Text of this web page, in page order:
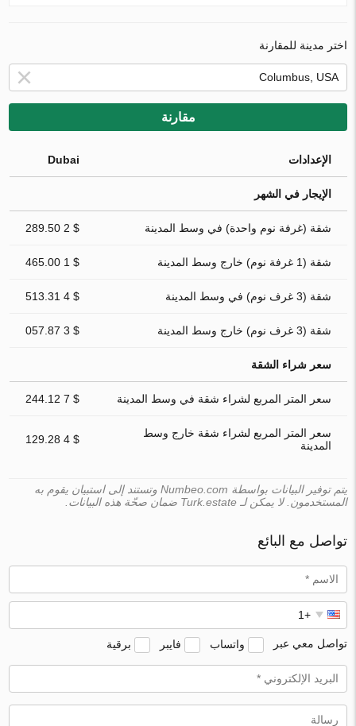
اختر مدينة للمقارنة
مقارنة
الإعدادات Dubai
الإيجار في الشهر
شقة (غرفة نوم واحدة) في وسط المدينة $ 2 289.50
شقة (1 غرفة نوم) خارج وسط المدينة $ 1 465.00
شقة (3 غرف نوم) في وسط المدينة $ 4 513.31
شقة (3 غرف نوم) خارج وسط المدينة $ 3 057.87
سعر شراء الشقة
سعر المتر المربع لشراء شقة في وسط المدينة $ 7 244.12
سعر المتر المربع لشراء شقة خارج وسط
المدينة
$ 4 129.28
يتم توفير البيانات بواسطة Numbeo.com وتستند إلى استبيان يقوم به
المستخدمون. لا يمكن لـ Turk.estate ضمان صحّة هذه البيانات.
تواصل مع البائع
تواصل معي عبر واتساب فايبر برقية